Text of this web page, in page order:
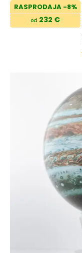
RASPRODAJA -8%
od 232 €